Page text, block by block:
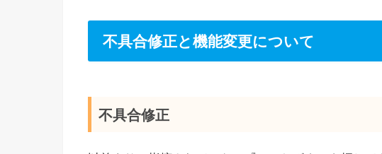
不具合修正と機能変更について
不具合修正